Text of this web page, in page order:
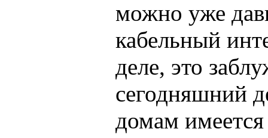
можно уже
кабельный
деле, это
сегодняшний
домам